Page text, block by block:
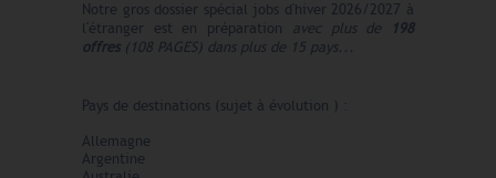
Notre gros dossier spécial jobs d'hiver 2026/2027 à
l'étranger est en préparation avec plus de
198
offres(108 PAGES) dans plus de 15 pays...
Pays de destinations (sujet à évolution ) :
Allemagne
Argentine